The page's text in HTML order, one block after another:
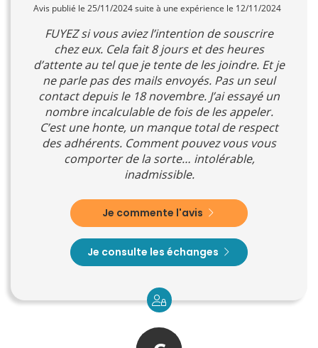
Avis publié le 25/11/2024 suite à une expérience le 12/11/2024
FUYEZ si vous aviez l’intention de souscrire
chez eux. Cela fait 8 jours et des heures
d’attente au tel que je tente de les joindre. Et je
ne parle pas des mails envoyés. Pas un seul
contact depuis le 18 novembre. J’ai essayé un
nombre incalculable de fois de les appeler.
C’est une honte, un manque total de respect
des adhérents. Comment pouvez vous vous
comporter de la sorte… intolérable,
inadmissible.
Je commente l'avis
Je consulte les échanges